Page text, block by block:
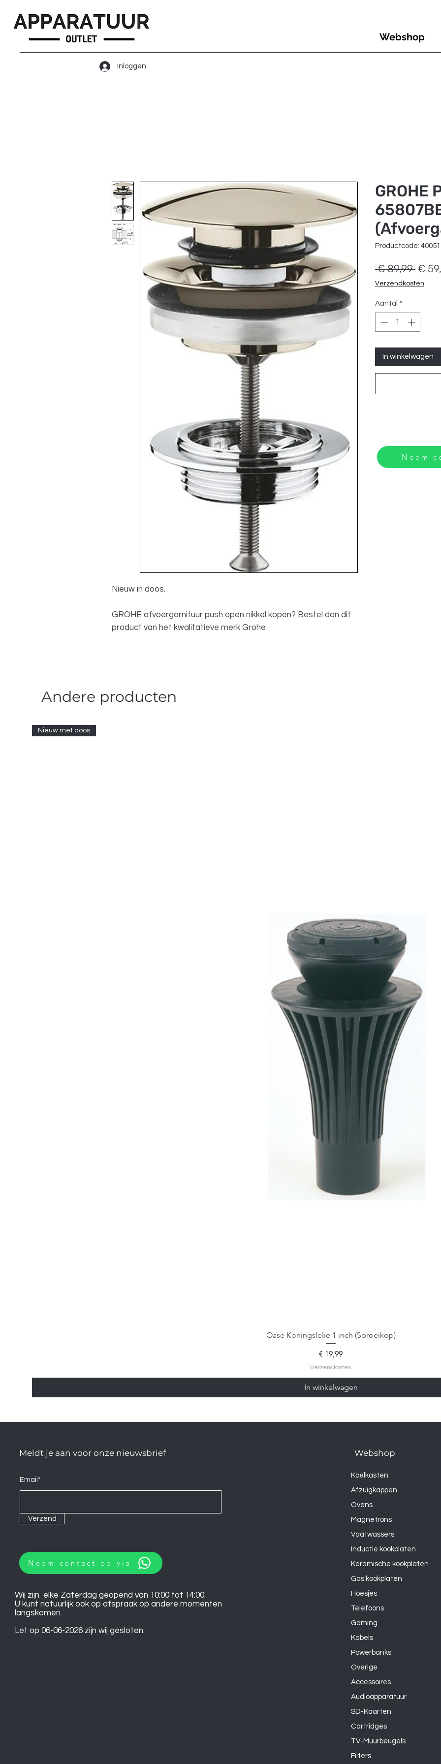
Inloggen
Webshop
Nieuw in doos.
GROHE afvoergarnituur push open nikkel kopen? Bestel dan dit
product van het kwalitatieve merk Grohe
GROHE
Productcode:
€ 89,99
prijs
€
Verzendkosten
Aantal *
In winkelwagen
Neem
Andere producten
Nieuw met doos
Oase Koningslelie 1 inch (Sproeikop)
Prijs
€ 19,99
Verzendkosten
In winkelwagen
Meldt je aan voor onze nieuwsbrief
Email*
Verzend
Neem contact op via
Wij zijn elke Zaterdag geopend van 10:00 tot 14:00.
U kunt natuurlijk ook op afspraak op andere momenten
langskomen.
Let op 06-06-2026 zijn wij gesloten.
Webshop
Koelkasten
Afzuigkappen
Ovens
Magnetrons
Vaatwassers
Inductie kookplaten
Keramische kookplaten
Gas kookplaten
Hoesjes
Telefoons
Gaming
Kabels
Powerbanks
Overige
Accessoires
Audioapparatuur
SD-Kaarten
Cartridges
TV-Muurbeugels
Filters